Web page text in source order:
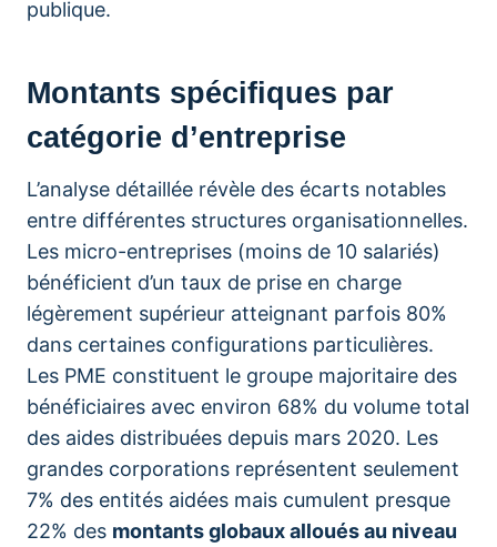
publique.
Montants spécifiques par
catégorie d’entreprise
L’analyse détaillée révèle des écarts notables
entre différentes structures organisationnelles.
Les micro-entreprises (moins de 10 salariés)
bénéficient d’un taux de prise en charge
légèrement supérieur atteignant parfois 80%
dans certaines configurations particulières.
Les PME constituent le groupe majoritaire des
bénéficiaires avec environ 68% du volume total
des aides distribuées depuis mars 2020. Les
grandes corporations représentent seulement
7% des entités aidées mais cumulent presque
22% des montants globaux alloués au niveau